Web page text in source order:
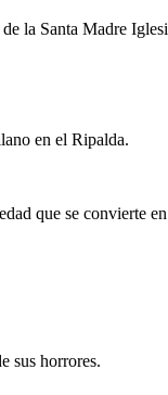
la Santa Madre
en el Ripalda.
que se convierte
sus horrores.